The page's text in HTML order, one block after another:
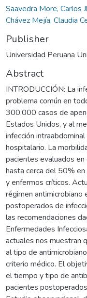
Saavedra More, Carlos
Chávez Mejía, Claudia
Publisher
Universidad Peruana
Abstract
INTRODUCCIÓN: La
problema común en
300,000 casos de
Estados Unidos, y al
infección
hospitalario. La
pacientes evaluados
hasta cerca del 50%
y enfermos críticos.
régimen antimicrobiano
postoperados de
las recomendaciones
Enfermedades
actuales nos muestran
al tipo de
criterio médico. El
el tiempo y tipo de
pacientes